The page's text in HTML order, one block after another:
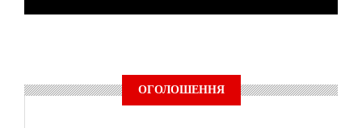
ОГОЛОШЕННЯ